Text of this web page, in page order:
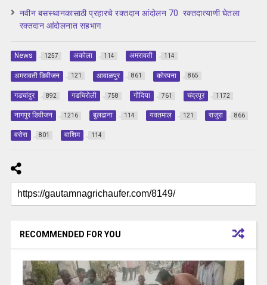
नवीन बसस्थानकासाठी प्रहारचे रक्तदान आंदोलन 70 रक्तदात्याणी घेतला
रक्तदान आंदोलनात सहभाग
News 1257 अकोला 114 अमरावती 114
अमरावती डिवीजन 121 आवाळपुर 861 कोरपना 865
गडचांदुर 892 गडचिरोली 758 गोंदिया 761 चंद्रपूर 1172
नागपुर डिवीजन 1216 बुलढाना 114 यवतमाल 121 राजुरा 866
वरोरा 801 वाशिम 114
RECOMMENDED FOR YOU